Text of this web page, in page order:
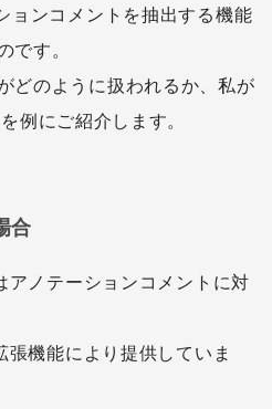
ョンコメントを抽出する機能
です。
どのように扱われるか、私が
を例にご紹介します。
合
アノテーションコメントに対
機能により提供していま